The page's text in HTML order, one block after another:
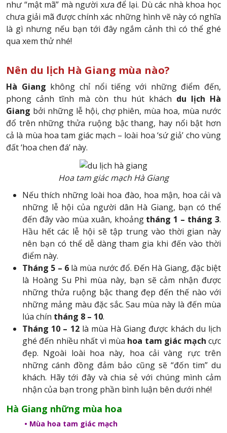
như “mật mã” mà người xưa để lại. Dù các nhà khoa học
chưa giải mã được chính xác những hình vẽ này có nghĩa
là gì nhưng nếu bạn tới đây ngắm cảnh thì có thể ghé
qua xem thử nhé!
Nên du lịch Hà Giang mùa nào?
Hà Giang không chỉ nổi tiếng với những điểm đến,
phong cảnh tĩnh mà còn thu hút khách du lịch Hà
Giang bởi những lễ hội, chợ phiên, mùa hoa, mùa nước
đổ trên những thửa ruộng bậc thang, hay nổi bật hơn
cả là mùa hoa tam giác mạch – loài hoa ‘sứ giả’ cho vùng
đất ‘hoa chen đá’ này.
Hoa tam giác mạch Hà Giang
Nếu thích những loài hoa đào, hoa mận, hoa cải và
những lễ hội của người dân Hà Giang, bạn có thể
đến đây vào mùa xuân, khoảng tháng 1 – tháng 3.
Hầu hết các lễ hội sẽ tập trung vào thời gian này
nên bạn có thể dễ dàng tham gia khi đến vào thời
điểm này.
Tháng 5 – 6là mùa nước đổ. Đến Hà Giang, đặc biệt
là Hoàng Su Phì mùa này, bạn sẽ cảm nhận được
những thửa ruộng bậc thang đẹp đến thế nào với
những mảng màu đặc sắc. Sau mùa này là đến mùa
lúa chín tháng 8 – 10.
Tháng 10 – 12là mùa Hà Giang được khách du lịch
ghé đến nhiều nhất vì mùa hoa tam giác mạch cực
đẹp. Ngoài loài hoa này, hoa cải vàng rực trên
những cánh đồng đảm bảo cũng sẽ “đốn tim” du
khách. Hãy tới đây và chia sẻ với chúng mình cảm
nhận của bạn trong phần bình luận bên dưới nhé!
Hà Giang những mùa hoa
• Mùa hoa tam giác mạch